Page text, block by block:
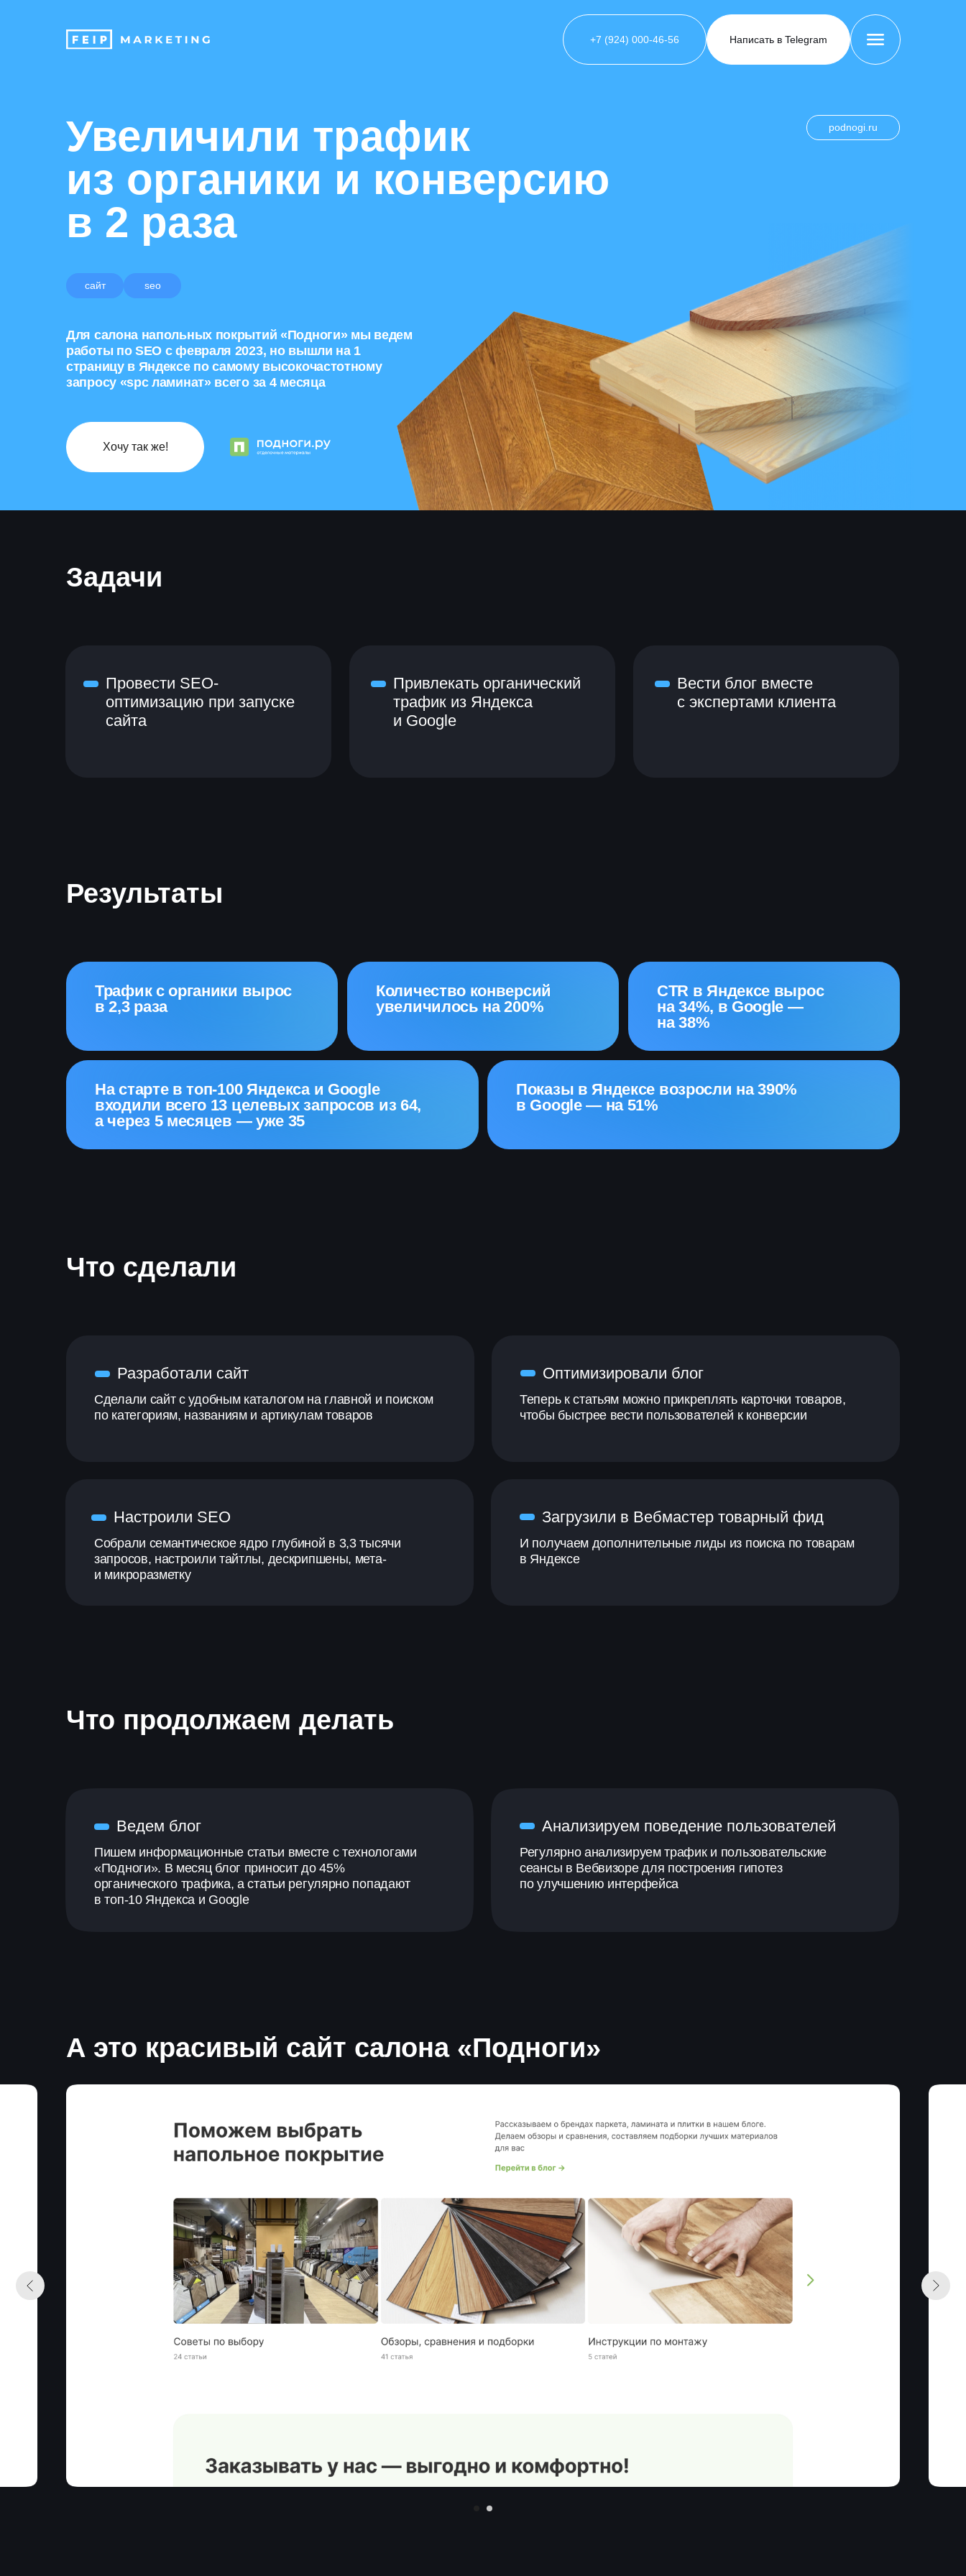
+7 (924) 000-46-56 Написать в Telegram
Увеличили трафик
из органики и конверсию
в 2 раза
Для салона напольных покрытий «Подноги» мы ведем
работы по SEO с февраля 2023, но вышли на 1
страницу в Яндексе по самому высокочастотному
запросу «spc ламинат» всего за 4 месяца
Хочу так же!
сайт seo
podnogi.ru
Задачи
Провести SEO-
оптимизацию при запуске
сайта
Привлекать органический
трафик из Яндекса
и Google
Вести блог вместе
с экспертами клиента
Результаты
Трафик с органики вырос
в 2,3 раза
Количество конверсий
увеличилось на 200%
CTR в Яндексе вырос
на 34%, в Google —
на 38%
На старте в топ-100 Яндекса и Google
входили всего 13 целевых запросов из 64,
а через 5 месяцев — уже 35
Показы в Яндексе возросли на 390%
в Google — на 51%
Оптимизировали блог
Что сделали
Теперь к статьям можно прикреплять карточки товаров,
чтобы быстрее вести пользователей к конверсии
Разработали сайт
Сделали сайт с удобным каталогом на главной и поиском
по категориям, названиям и артикулам товаров
Собрали семантическое ядро глубиной в 3,3 тысячи
запросов, настроили тайтлы, дескрипшены, мета-
и микроразметку
И получаем дополнительные лиды из поиска по товарам
в Яндексе
Настроили SEO Загрузили в Вебмастер товарный фид
Что продолжаем делать
Пишем информационные статьи вместе с технологами
«Подноги». В месяц блог приносит до 45%
органического трафика, а статьи регулярно попадают
в топ-10 Яндекса и Google
Регулярно анализируем трафик и пользовательские
сеансы в Вебвизоре для построения гипотез
по улучшению интерфейса
Ведем блог Анализируем поведение пользователей
А это красивый сайт салона «Подноги»